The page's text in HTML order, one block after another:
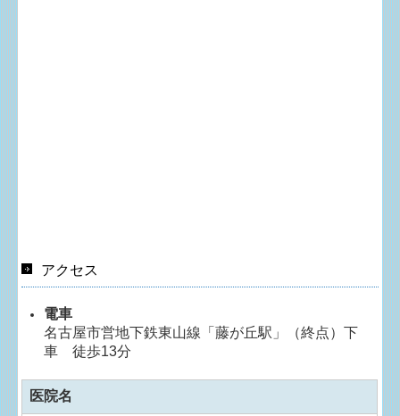
アクセス
電車
名古屋市営地下鉄東山線「藤が丘駅」（終点）下
車 徒歩13分
医院名